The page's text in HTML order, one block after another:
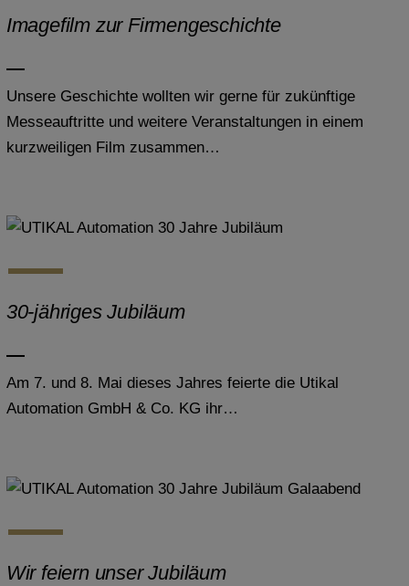
Imagefilm zur Firmengeschichte
Unsere Geschichte wollten wir gerne für zukünftige
Messeauftritte und weitere Veranstaltungen in einem
kurzweiligen Film zusammen…
30-jähriges Jubiläum
Am 7. und 8. Mai dieses Jahres feierte die Utikal
Automation GmbH & Co. KG ihr…
Wir feiern unser Jubiläum